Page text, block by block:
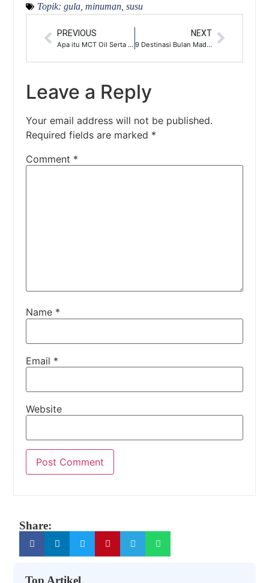
Topik: gula ,minuman ,susu
PREVIOUS
Apa itu MCT Oil Serta Bedanya dengan VCO
NEXT
9 Destinasi Bulan Madu Di Arab Saudi
Leave a Reply
Your email address will not be published.
Required fields are marked *
Comment *
Name *
Email *
Website
Share:
Top Artikel